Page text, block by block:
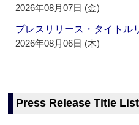
2026年08月07日 (金)
プレスリリース・タイト
2026年08月06日 (木)
Press Release Title